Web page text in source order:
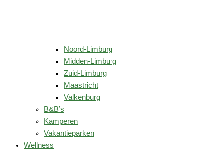
Noord-Limburg
Midden-Limburg
Zuid-Limburg
Maastricht
Valkenburg
B&B’s
Kamperen
Vakantieparken
Wellness